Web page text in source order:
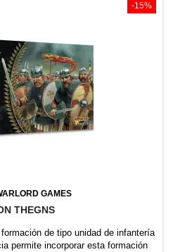
-15%
GAMES
THEGNS
de tipo unidad de infantería
permite incorporar esta formación